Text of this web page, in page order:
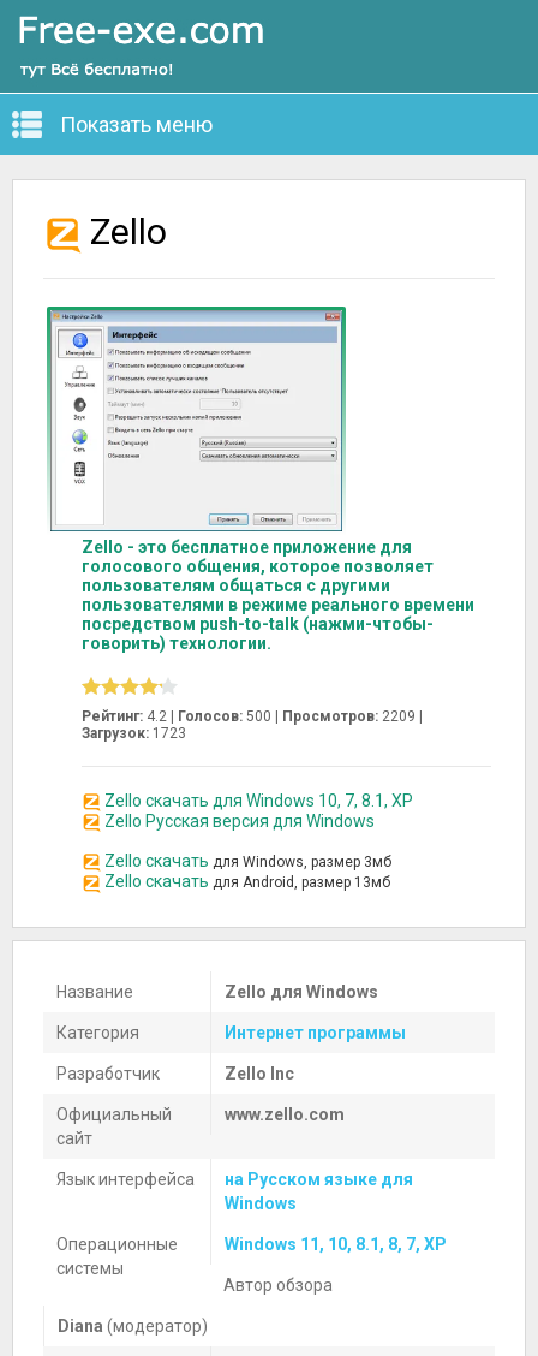
Показать меню
Zello
Zello - это бесплатное приложение для
голосового общения, которое позволяет
пользователям общаться с другими
пользователями в режиме реального времени
посредством push-to-talk (нажми-чтобы-
говорить) технологии.
Рейтинг: 4.2 | Голосов: 500 | Просмотров: 2209 |
Загрузок: 1723
Zello скачать для Windows 10, 7, 8.1, XP
Zello Русская версия для Windows
Zello скачать для Windows, размер 3мб
Zello скачать для Android, размер 13мб
Название Zello для Windows
Категория Интернет программы
Разработчик Zello Inc
Официальный
сайт
www.zello.com
Язык интерфейса
на Русском языке для
Windows
Операционные
системы
Windows 11, 10, 8.1, 8, 7, XP
Автор обзора
Diana (модератор)